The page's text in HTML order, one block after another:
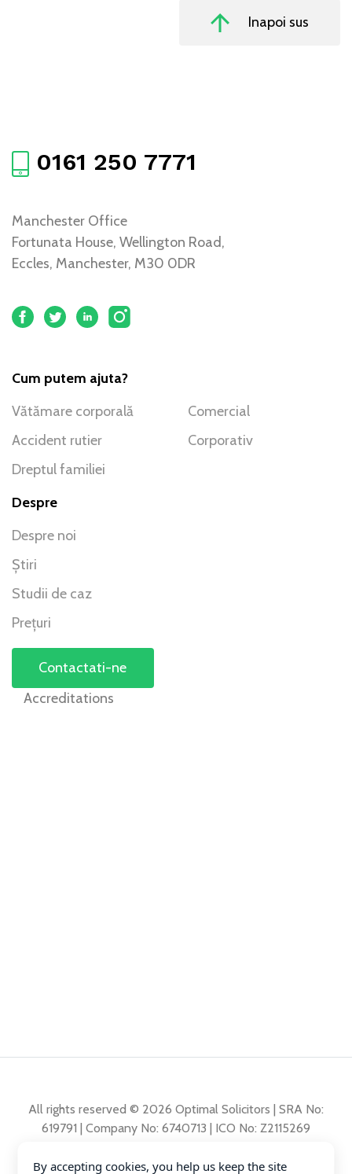
By accepting cookies, you help us keep the site
Inapoi sus
0161 250 7771
Manchester Office
Fortunata House, Wellington Road,
Eccles, Manchester, M30 0DR
Cum putem ajuta?
Vătămare corporală
Accident rutier
Dreptul familiei
Comercial
Corporativ
Despre
Despre noi
Știri
Studii de caz
Prețuri
Contactati-ne
Accreditations
All rights reserved © 2026 Optimal Solicitors | SRA No:
619791 | Company No: 6740713 | ICO No: Z2115269
Polita de reclamații